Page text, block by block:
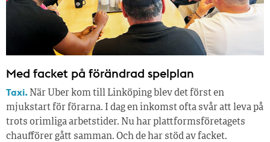
Med facket på förändrad spelplan
Taxi. När Uber kom till Linköping blev det först en
mjukstart för förarna. I dag en inkomst ofta svår att leva på
trots orimliga arbetstider. Nu har plattformsföretagets
chaufförer gått samman. Och de har stöd av facket.